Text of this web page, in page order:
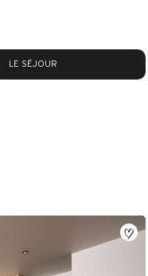
LE SÉJOUR